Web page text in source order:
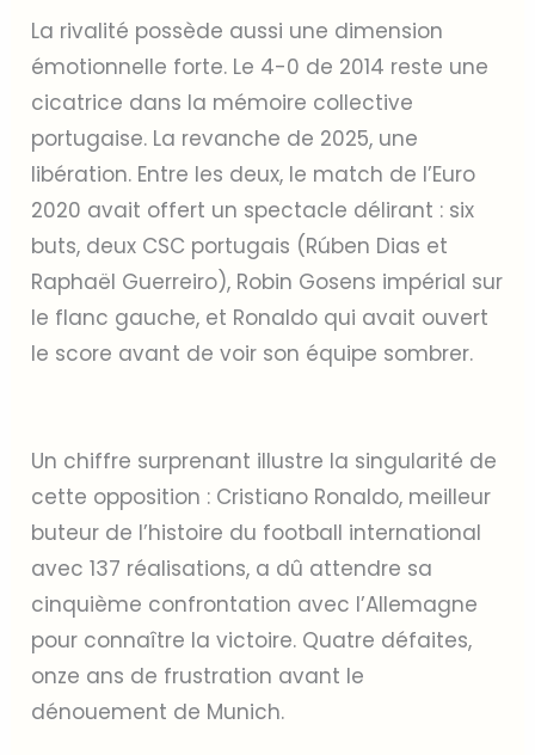
La rivalité possède aussi une dimension
émotionnelle forte. Le 4-0 de 2014 reste une
cicatrice dans la mémoire collective
portugaise. La revanche de 2025, une
libération. Entre les deux, le match de l’Euro
2020 avait offert un spectacle délirant : six
buts, deux CSC portugais (Rúben Dias et
Raphaël Guerreiro), Robin Gosens impérial sur
le flanc gauche, et Ronaldo qui avait ouvert
le score avant de voir son équipe sombrer.
Un chiffre surprenant illustre la singularité de
cette opposition : Cristiano Ronaldo, meilleur
buteur de l’histoire du football international
avec 137 réalisations, a dû attendre sa
cinquième confrontation avec l’Allemagne
pour connaître la victoire. Quatre défaites,
onze ans de frustration avant le
dénouement de Munich.